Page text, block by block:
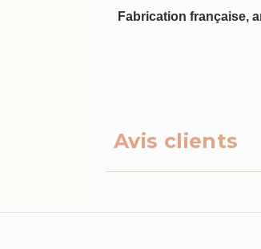
Fabrication française,
Avis clients